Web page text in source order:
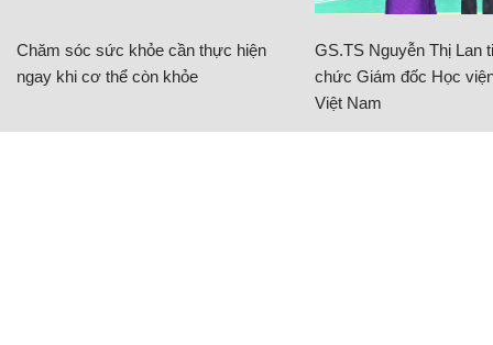
Chăm sóc sức khỏe cần thực hiện
ngay khi cơ thể còn khỏe
GS.TS Nguyễn Thị Lan
chức Giám đốc Học
Việt Nam